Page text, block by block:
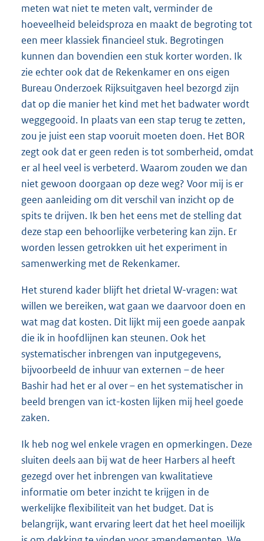
meten wat niet te meten valt, verminder de
hoeveelheid beleidsproza en maakt de begroting tot
een meer klassiek financieel stuk. Begrotingen
kunnen dan bovendien een stuk korter worden. Ik
zie echter ook dat de Rekenkamer en ons eigen
Bureau Onderzoek Rijksuitgaven heel bezorgd zijn
dat op die manier het kind met het badwater wordt
weggegooid. In plaats van een stap terug te zetten,
zou je juist een stap vooruit moeten doen. Het BOR
zegt ook dat er geen reden is tot somberheid, omdat
er al heel veel is verbeterd. Waarom zouden we dan
niet gewoon doorgaan op deze weg? Voor mij is er
geen aanleiding om dit verschil van inzicht op de
spits te drijven. Ik ben het eens met de stelling dat
deze stap een behoorlijke verbetering kan zijn. Er
worden lessen getrokken uit het experiment in
samenwerking met de Rekenkamer.
Het sturend kader blijft het drietal W-vragen: wat
willen we bereiken, wat gaan we daarvoor doen en
wat mag dat kosten. Dit lijkt mij een goede aanpak
die ik in hoofdlijnen kan steunen. Ook het
systematischer inbrengen van inputgegevens,
bijvoorbeeld de inhuur van externen – de heer
Bashir had het er al over – en het systematischer in
beeld brengen van ict-kosten lijken mij heel goede
zaken.
Ik heb nog wel enkele vragen en opmerkingen. Deze
sluiten deels aan bij wat de heer Harbers al heeft
gezegd over het inbrengen van kwalitatieve
informatie om beter inzicht te krijgen in de
werkelijke flexibiliteit van het budget. Dat is
belangrijk, want ervaring leert dat het heel moeilijk